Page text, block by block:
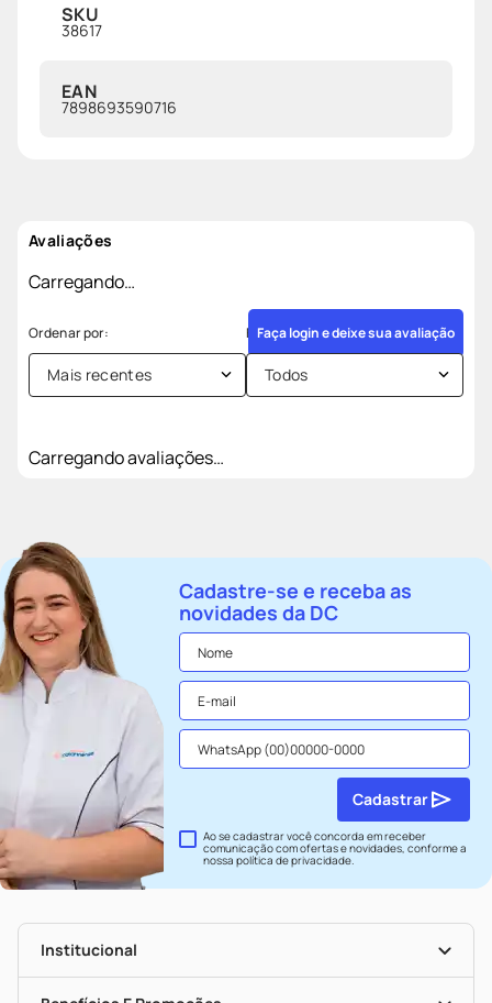
SKU
38617
EAN
7898693590716
Avaliações
Carregando…
Faça login e deixe sua avaliação
Mais recentes Todos
Carregando avaliações…
Cadastre-se e receba as
novidades da DC
Ao se cadastrar você concorda em receber
comunicação com ofertas e novidades, conforme a
nossapolítica de privacidade.
Cadastrar
Institucional
História